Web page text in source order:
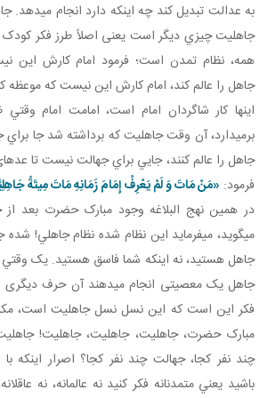
به عدالت تبديل کند چه اينکه دارد انجام می­دهد.
جاهليت چيزي ديگر است يعنی اصلاً طرز فکر
همه، نظام تمدن است؛ فرمود امام کارش اين
جاهل را عالم کند، امام کارش اين نيست که موعظه
اينها کار شاگردان امام است، امامت امام
برمي دارد، آن وقت جاهليت که برداشته شد جا
جاهل را عالم کنند، جايي براي جهالت نيست تا عده
فرمود: «مَنْ مَاتَ وَ لَمْ يَعْرِفْ إِمَامَ زَمَانِهِ مَاتَ مِيتَةً
در همين نهج البلاغه وجود مبارک حضرت بعد
مي گويد، مي فرمايد اين نظام شده نظام جاهلي! شده
جاهل هستيد، نه اينکه شما فاسق هستيد. يک وقتي
جاهل يک معصيتی انجام می­دهند آن حرف
فکر اين است که اين نسل نسل جاهليت است،
مبارک حضرت، جاهليت، جاهليت، جاهليت!
چند نفر کجا، جهالت چند نفر کجا؟ اصرار اينکه با
باشيد يعني متمدنانه فکر کنيد نه عالمانه، نه